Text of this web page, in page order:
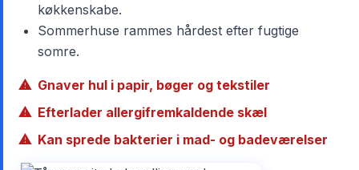
køkkenskabe.
Sommerhuse rammes hårdest efter fugtige
somre.
Gnaver hul i papir, bøger og tekstiler
Efterlader allergifremkaldende skæl
Kan sprede bakterier i mad- og badeværelser